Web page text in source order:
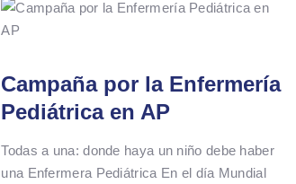
Campaña por la Enfermería
Pediátrica en AP
Todas a una: donde haya un niño debe haber
una Enfermera Pediátrica En el día Mundial